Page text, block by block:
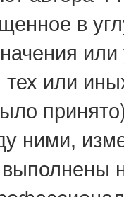
в
или
или
ними,